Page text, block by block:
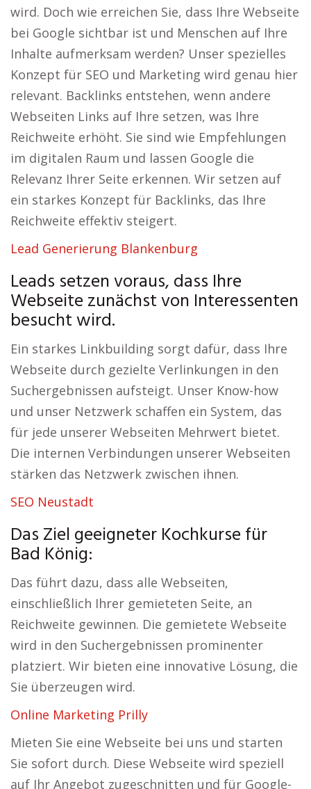
wird. Doch wie erreichen Sie, dass Ihre Webseite
bei Google sichtbar ist und Menschen auf Ihre
Inhalte aufmerksam werden? Unser spezielles
Konzept für SEO und Marketing wird genau hier
relevant. Backlinks entstehen, wenn andere
Webseiten Links auf Ihre setzen, was Ihre
Reichweite erhöht. Sie sind wie Empfehlungen
im digitalen Raum und lassen Google die
Relevanz Ihrer Seite erkennen. Wir setzen auf
ein starkes Konzept für Backlinks, das Ihre
Reichweite effektiv steigert.
Lead Generierung Blankenburg
Leads setzen voraus, dass Ihre
Webseite zunächst von Interessenten
besucht wird.
Ein starkes Linkbuilding sorgt dafür, dass Ihre
Webseite durch gezielte Verlinkungen in den
Suchergebnissen aufsteigt. Unser Know-how
und unser Netzwerk schaffen ein System, das
für jede unserer Webseiten Mehrwert bietet.
Die internen Verbindungen unserer Webseiten
stärken das Netzwerk zwischen ihnen.
SEO Neustadt
Das Ziel geeigneter Kochkurse für
Bad König:
Das führt dazu, dass alle Webseiten,
einschließlich Ihrer gemieteten Seite, an
Reichweite gewinnen. Die gemietete Webseite
wird in den Suchergebnissen prominenter
platziert. Wir bieten eine innovative Lösung, die
Sie überzeugen wird.
Online Marketing Prilly
Mieten Sie eine Webseite bei uns und starten
Sie sofort durch. Diese Webseite wird speziell
auf Ihr Angebot zugeschnitten und für Google-